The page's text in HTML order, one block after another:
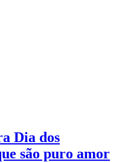
Dia dos
são puro amor